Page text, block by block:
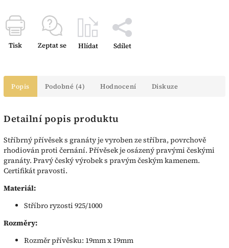
Tisk Zeptat se Hlídat Sdílet
Popis Podobné (4) Hodnocení Diskuze
Detailní popis produktu
Stříbrný přívěsek s granáty je vyroben ze stříbra, povrchově
rhodiován proti černání. Přívěsek je osázený pravými českými
granáty. Pravý český výrobek s pravým českým kamenem.
Certifikát pravosti.
Materiál:
Stříbro ryzosti 925/1000
Rozměry:
Rozměr přívěsku: 19mm x 19mm